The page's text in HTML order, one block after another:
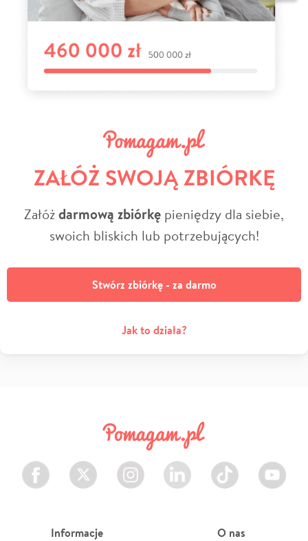
ZAŁÓŻ SWOJĄ ZBIÓRKĘ
Załóżdarmową zbiórkę pieniędzy dla siebie,
swoich bliskich lub potrzebujących!
Stwórz zbiórkę - za darmo
Jak to działa?
Facebook Twitter Instagram LinkedIn TikTok Youtube
Informacje O nas